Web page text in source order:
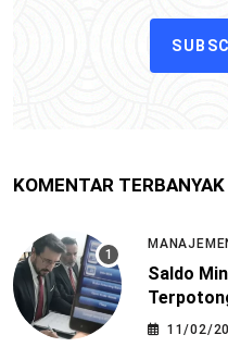
KOMENTAR TERBANYAK
Saldo
11/02/